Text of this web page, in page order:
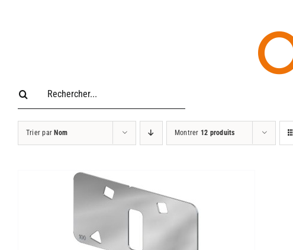
Trier par Nom Montrer 12 produits